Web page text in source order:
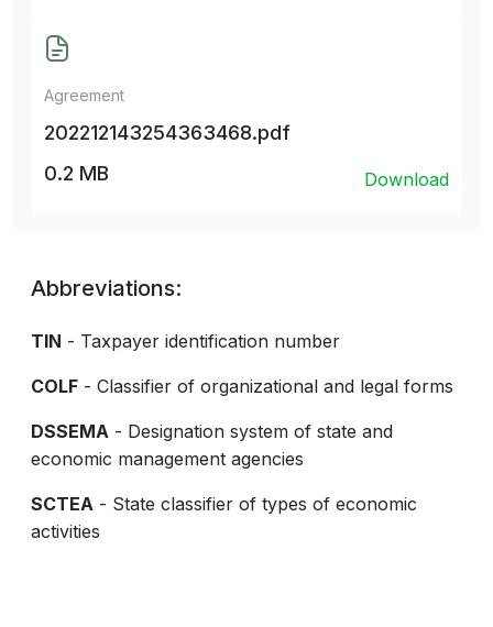
Agreement
202212143254363468.pdf
0.2 MB
Download
Abbreviations:
TIN - Taxpayer identification number
COLF - Classifier of organizational and legal forms
DSSEMA - Designation system of state and
economic management agencies
SCTEA - State classifier of types of economic
activities